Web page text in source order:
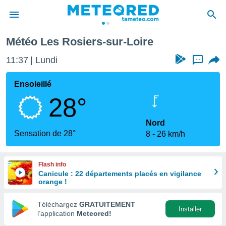
de
Météo Les Rosiers-sur-Loire
11:37 Lundi ...
Ensoleillé
28°
Sensation de 28°
Nord
8
26 km/h
Flash info
Canicule : 22 départements placés en vigilance
orange !
Téléchargez GRATUITEMENT
l’application Meteored!
Installer